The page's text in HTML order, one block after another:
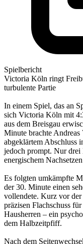
Spielbericht
Victoria Köln ringt
turbulente Partie
In einem Spiel, das an
sich Victoria Köln mit
aus dem Breisgau
Minute brachte Andreas
abgeklärtem Abschluss
jedoch prompt. Nur drei
energischem
Es folgten umkämpfte
der 30. Minute einen
vollendete. Kurz vor der
präzisen Flachschuss
Hausherren – ein
dem Halbzeitpfiff.
Nach dem